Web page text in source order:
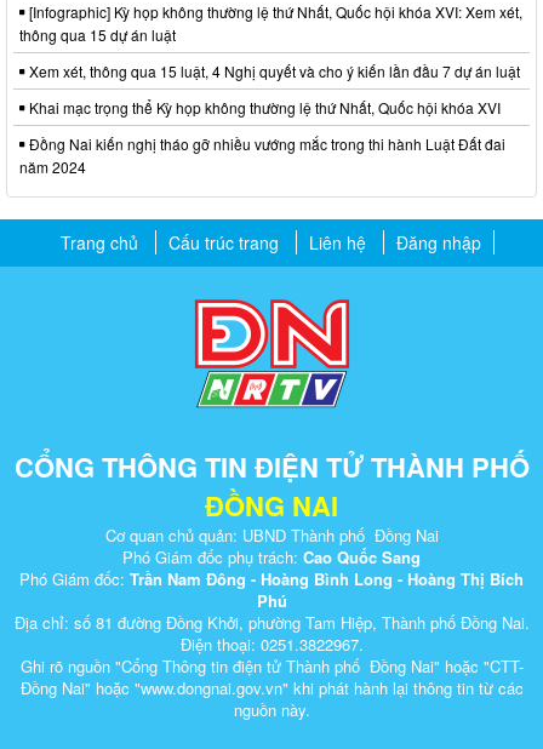
[Infographic] Kỳ họp không thường lệ thứ Nhất, Quốc hội khóa XVI: Xem xét,
thông qua 15 dự án luật
Xem xét, thông qua 15 luật, 4 Nghị quyết và cho ý kiến lần đầu 7 dự án luật
Khai mạc trọng thể Kỳ họp không thường lệ thứ Nhất, Quốc hội khóa XVI
Đồng Nai kiến nghị tháo gỡ nhiều vướng mắc trong thi hành Luật Đất đai
năm 2024
Trang chủ Cấu trúc trang Liên hệ Đăng nhập
CỔNG THÔNG TIN ĐIỆN TỬ THÀNH PHỐ
ĐỒNG NAI
Cơ quan chủ quản: UBND Thành phố Đồng Nai
Phó Giám đốc phụ trách: Cao Quốc Sang
Phó Giám đốc: Trần Nam Đông - Hoàng Bình Long - Hoàng Thị Bích
Phú
Địa chỉ: số 81 đường Đồng Khởi, phường Tam Hiệp, Thành phố Đồng Nai.
Điện thoại: 0251.3822967.
Ghi rõ nguồn "Cổng Thông tin điện tử Thành phố Đồng Nai" hoặc "CTT-
Đồng Nai" hoặc "www.dongnai.g​ov.vn" khi ​phát hành lại thông tin từ các
nguồn này.​